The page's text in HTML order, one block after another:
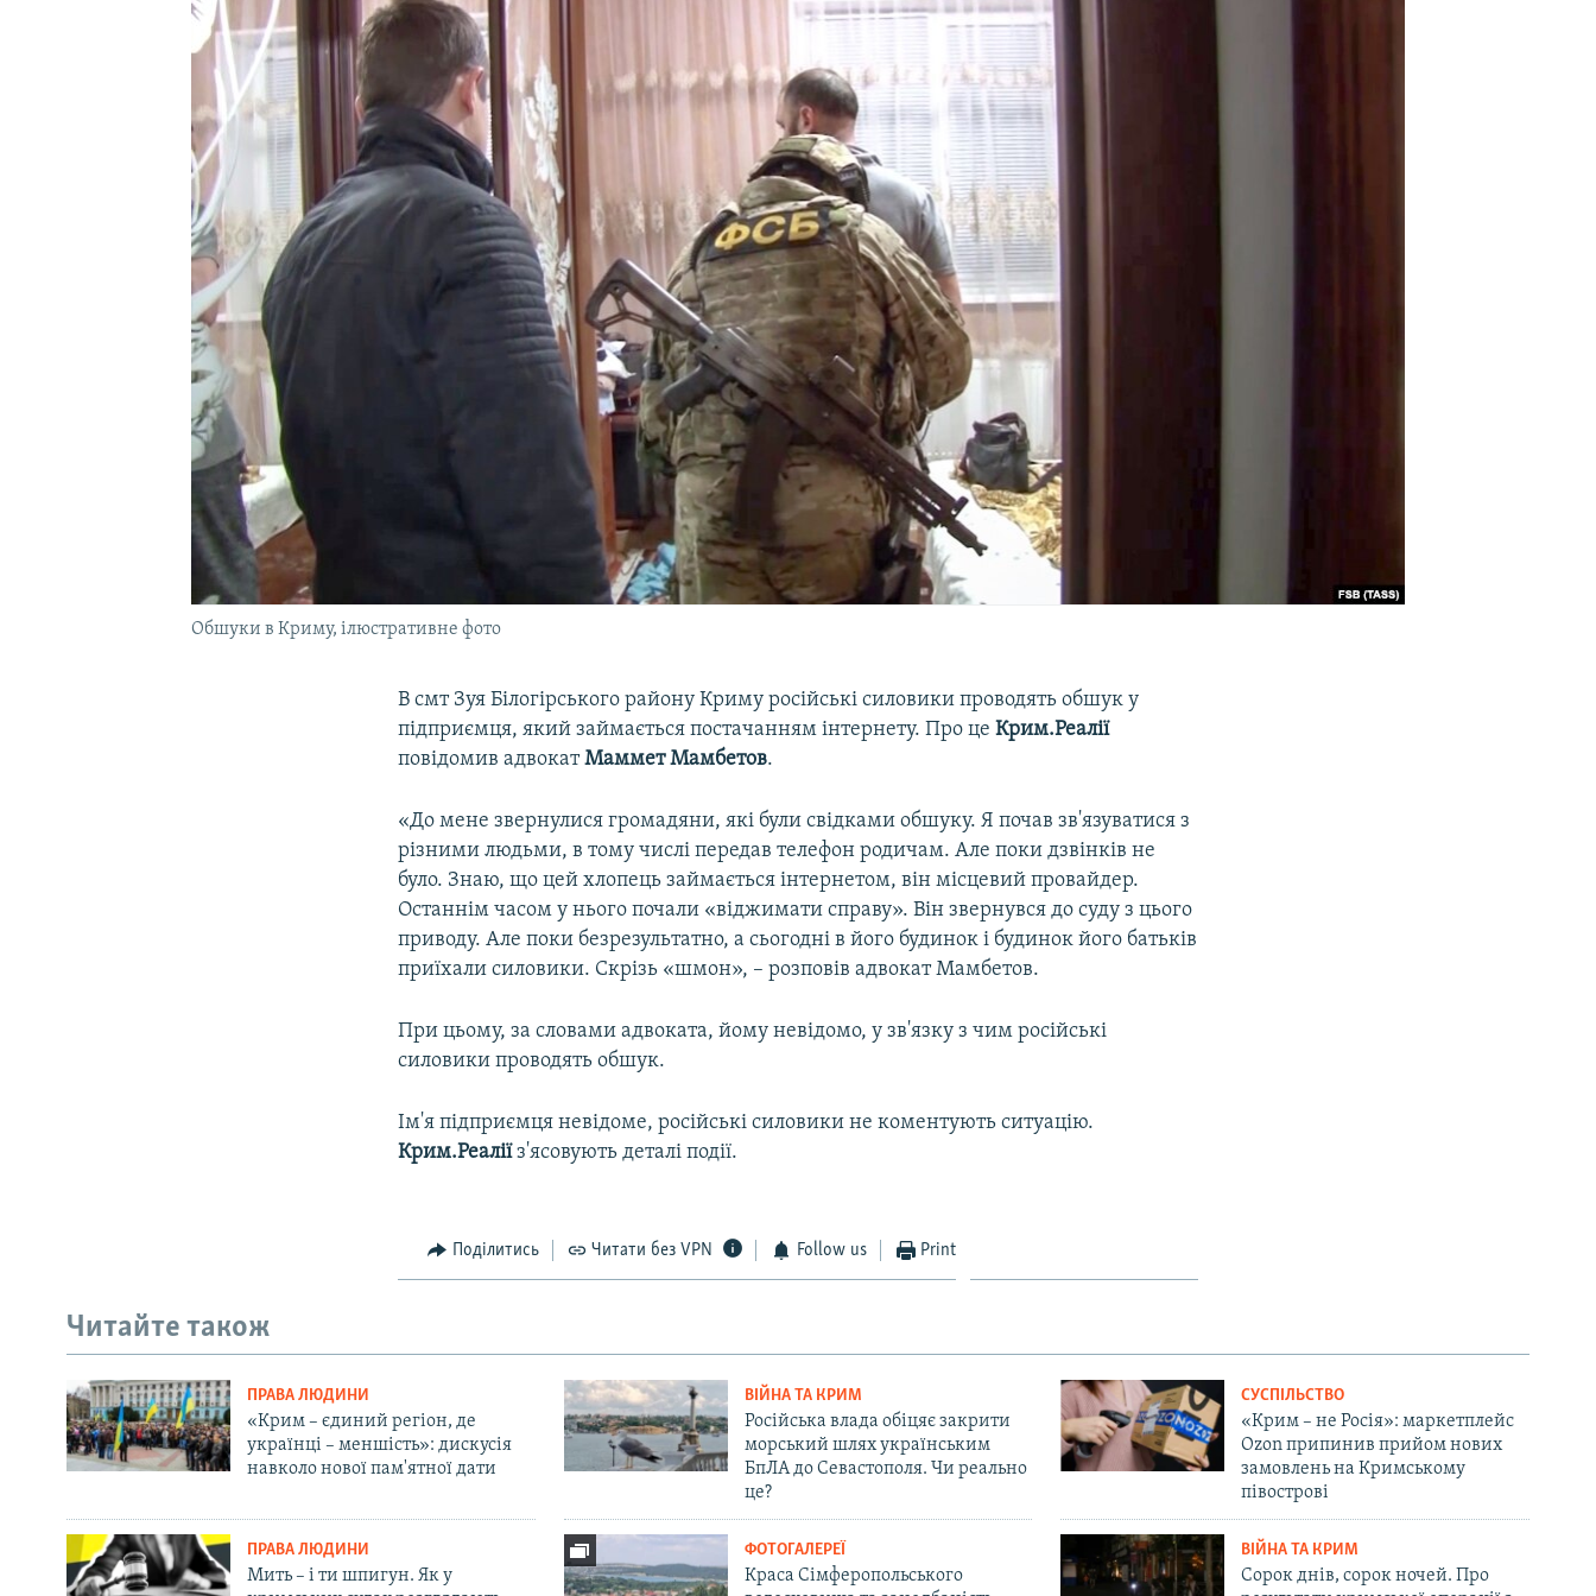
УКРАЇНСЬКА ПРОБЛЕМА КРИМУ
Обшуки в Криму, ілюстративне фото
В смт Зуя Білогірського району Криму російські силовики проводять обшук у
підприємця, який займається постачанням інтернету. Про цеКрим.Реалії
повідомив адвокатМаммет Мамбетов.
«До мене звернулися громадяни, які були свідками обшуку. Я почав зв'язуватися з
різними людьми, в тому числі передав телефон родичам. Але поки дзвінків не
було. Знаю, що цей хлопець займається інтернетом, він місцевий провайдер.
Останнім часом у нього почали «віджимати справу». Він звернувся до суду з цього
приводу. Але поки безрезультатно, а сьогодні в його будинок і будинок його батьків
приїхали силовики. Скрізь «шмон», – розповів адвокат Мамбетов.
При цьому, за словами адвоката, йому невідомо, у зв'язку з чим російські
силовики проводять обшук.
Ім'я підприємця невідоме, російські силовики не коментують ситуацію.
Крим.Реаліїз'ясовують деталі події.
Поділитись Читати без VPN Follow us Print
Читайте також
ПРАВА ЛЮДИНИ
«Крим – єдиний регіон, де
українці – меншість»: дискусія
навколо нової пам'ятної дати
ВІЙНА ТА КРИМ
Російська влада обіцяє закрити
морський шлях українським
БпЛА до Севастополя. Чи реально
це?
СУСПІЛЬСТВО
«Крим – не Росія»: маркетплейс
Ozon припинив прийом нових
замовлень на Кримському
півострові
ПРАВА ЛЮДИНИ
Мить – і ти шпигун. Як у
ФОТОГАЛЕРЕЇ
Краса Сімферопольського
ВІЙНА ТА КРИМ
Сорок днів, сорок ночей. Про